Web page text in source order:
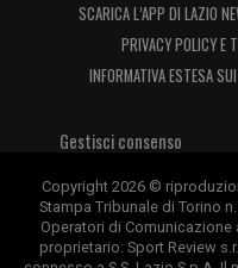
SCARICA L’APP DI LAZIO
PRIVACY POLICY E
INFORMATIVA ESTESA
Gestisci consenso
Copyright 2026 ©
Stampa Tribunale di Torino
Operatori di Comunicazione
proprietario: Sport Review